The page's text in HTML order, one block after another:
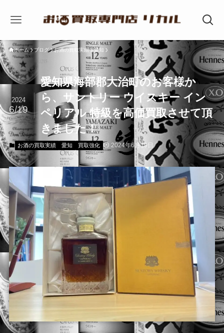
ホーム ブログ お酒の買取実績 愛知
愛知県海部郡大治町のお客様か
ら、サントリー ウイスキー イン
ペリアル 特級を高価買取させて頂
きました！
2024
6/19
お酒の買取実績 愛知 買取強化 2024年6月19日